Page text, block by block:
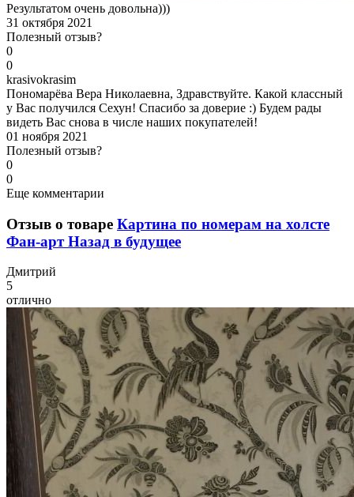
Результатом очень довольна)))
31 октября 2021
Полезный отзыв?
0
0
krasivokrasim
Пономарёва Вера Николаевна, Здравствуйте. Какой классный
у Вас получился Сехун! Спасибо за доверие :) Будем рады
видеть Вас снова в числе наших покупателей!
01 ноября 2021
Полезный отзыв?
0
0
Еще комментарии
Отзыв о товаре Картина по номерам на холсте
Фан-арт Назад в будущее
Дмитрий
5
отлично